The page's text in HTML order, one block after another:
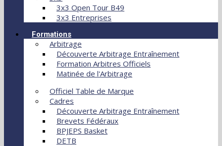
3x3 Open Tour B49
3x3 Entreprises
Formations
Arbitrage
Découverte Arbitrage Entraînement
Formation Arbitres Officiels
Matinée de l'Arbitrage
Officiel Table de Marque
Cadres
Découverte Arbitrage Entraînement
Brevets Fédéraux
BPJEPS Basket
DETB